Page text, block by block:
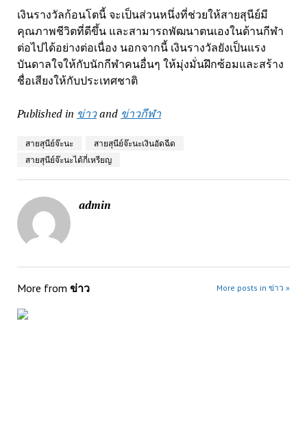
เงินรางวัลก้อนโตนี้ จะเป็นส่วนหนึ่งที่ช่วยให้สายสุนีย์มี
คุณภาพชีวิตที่ดีขึ้น และสามารถพัฒนาตนเองในด้านกีฬา
ต่อไปได้อย่างต่อเนื่อง นอกจากนี้ เงินรางวัลยังเป็นแรง
บันดาลใจให้กับนักกีฬาคนอื่นๆ ให้มุ่งมั่นฝึกซ้อมและสร้าง
ชื่อเสียงให้กับประเทศชาติ
Published in ข่าวand ข่าวกีฬา
สายสุนีย์จ๊ะนะ
สายสุนีย์จ๊ะนะเงินอัดฉีด
สายสุนีย์จ๊ะนะได้กี่เหรียญ
admin
More from ข่าว More posts in ข่าว »